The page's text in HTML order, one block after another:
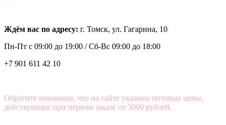
Ждём вас по адресу: г. Томск, ул. Гагарина, 10
Пн-Пт с 09:00 до 19:00 /Сб-Вс 09:00 до 18:00
+7 901 611 42 10
Обратите внимание, что на сайте указаны оптовые цены,
действующие при первом заказе от 3000 рублей.